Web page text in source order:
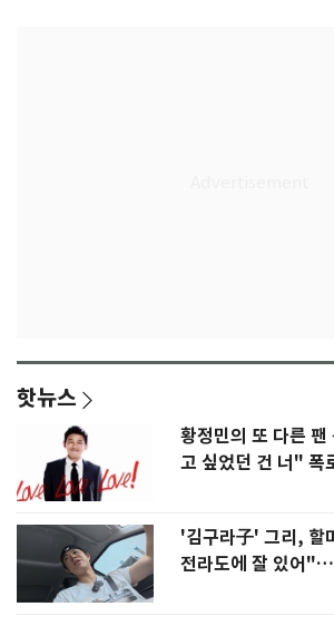
핫뉴스
황정민의 또 다른 팬
고 싶었던 건 너" 폭
'김구라子' 그리, 할
전라도에 잘 있어